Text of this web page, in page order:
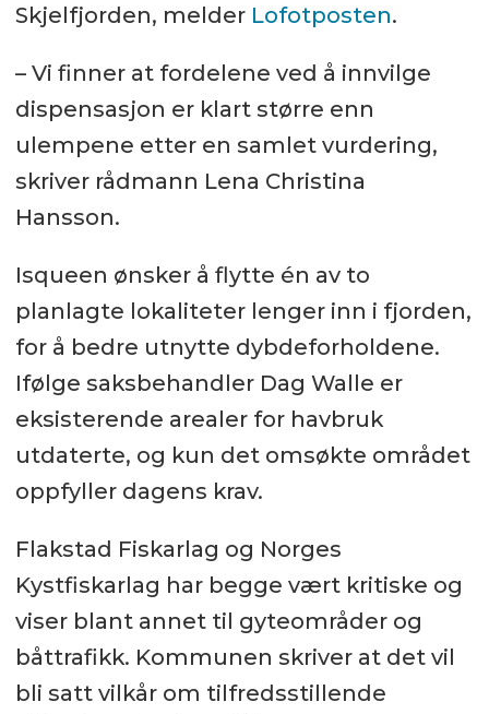
Skjelfjorden, melder Lofotposten.
– Vi finner at fordelene ved å innvilge
dispensasjon er klart større enn
ulempene etter en samlet vurdering,
skriver rådmann Lena Christina
Hansson.
Isqueen ønsker å flytte én av to
planlagte lokaliteter lenger inn i fjorden,
for å bedre utnytte dybdeforholdene.
Ifølge saksbehandler Dag Walle er
eksisterende arealer for havbruk
utdaterte, og kun det omsøkte området
oppfyller dagens krav.
Flakstad Fiskarlag og Norges
Kystfiskarlag har begge vært kritiske og
viser blant annet til gyteområder og
båttrafikk. Kommunen skriver at det vil
bli satt vilkår om tilfredsstillende